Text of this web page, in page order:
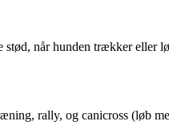
når hunden trækker eller
rally, og canicross (løb